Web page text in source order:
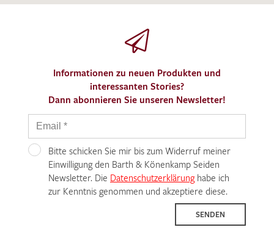
Informationen zu neuen Produkten und
interessanten Stories?
Dann abonnieren Sie unseren Newsletter!
Bitte schicken Sie mir bis zum Widerruf meiner
Einwilligung den Barth & Könenkamp Seiden
Newsletter. Die Datenschutzerklärunghabe ich
zur Kenntnis genommen und akzeptiere diese.
SENDEN